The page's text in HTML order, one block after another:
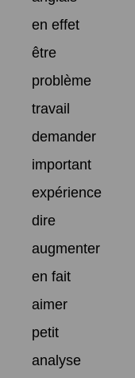
en effet
être
problème
travail
demander
important
expérience
dire
augmenter
en fait
aimer
petit
analyse